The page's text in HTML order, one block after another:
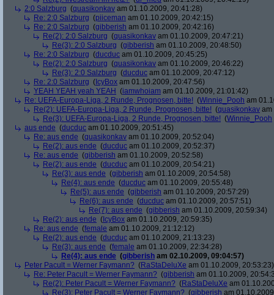
2:0 Salzburg (quasikonkav am 01.10.2009, 20:41:28)
Re: 2:0 Salzburg (piiceman am 01.10.2009, 20:42:15)
Re: 2:0 Salzburg (gibberish am 01.10.2009, 20:42:16)
Re(2): 2:0 Salzburg (quasikonkav am 01.10.2009, 20:47:21)
Re(3): 2:0 Salzburg (gibberish am 01.10.2009, 20:48:50)
Re: 2:0 Salzburg (ducduc am 01.10.2009, 20:45:25)
Re(2): 2:0 Salzburg (quasikonkav am 01.10.2009, 20:46:22)
Re(3): 2:0 Salzburg (ducduc am 01.10.2009, 20:47:12)
Re: 2:0 Salzburg ( IcyBox am 01.10.2009, 20:47:56)
YEAH YEAH yeah YEAH (iamwhoiam am 01.10.2009, 21:01:42)
Re: UEFA-Europa-Liga, 2 Runde, Prognosen, bitte! (Winnie_Pooh am
Re(2): UEFA-Europa-Liga, 2 Runde, Prognosen, bitte! (quasikonkav am
Re(3): UEFA-Europa-Liga, 2 Runde, Prognosen, bitte! (Winnie_Pooh
aus ende (ducduc am 01.10.2009, 20:51:45)
Re: aus ende (quasikonkav am 01.10.2009, 20:52:04)
Re(2): aus ende (ducduc am 01.10.2009, 20:52:37)
Re: aus ende (gibberish am 01.10.2009, 20:52:58)
Re(2): aus ende (ducduc am 01.10.2009, 20:54:21)
Re(3): aus ende (gibberish am 01.10.2009, 20:54:58)
Re(4): aus ende (ducduc am 01.10.2009, 20:55:48)
Re(5): aus ende (gibberish am 01.10.2009, 20:57:29)
Re(6): aus ende (ducduc am 01.10.2009, 20:57:51)
Re(7): aus ende (gibberish am 01.10.2009, 20:59:34)
Re(2): aus ende ( IcyBox am 01.10.2009, 20:59:35)
Re: aus ende (female am 01.10.2009, 21:12:12)
Re(2): aus ende (ducduc am 01.10.2009, 21:13:23)
Re(3): aus ende (female am 01.10.2009, 22:34:28)
Re(4): aus ende (gibberish am 02.10.2009, 09:04:57)
Peter Pacult = Werner Faymann? (RaStaDeluXe am 01.10.2009, 20:53:23)
Re: Peter Pacult = Werner Faymann? (gibberish am 01.10.2009,
Re(2): Peter Pacult = Werner Faymann? (RaStaDeluXe am
Re(3): Peter Pacult = Werner Faymann? (gibberish am